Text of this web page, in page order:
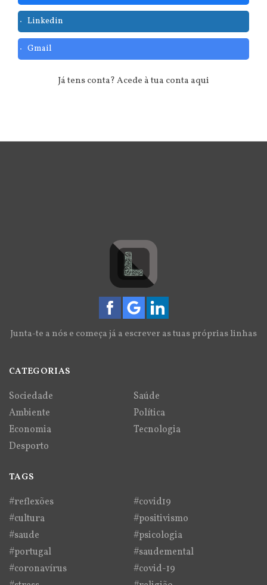
Linkedin
Gmail
Já tens conta? Acede à tua conta aqui
Junta-te a nós e começa já a escrever as tuas próprias linhas
CATEGORIAS
Sociedade
Saúde
Ambiente
Política
Economia
Tecnologia
Desporto
TAGS
#reflexões
#covid19
#cultura
#positivismo
#saude
#psicologia
#portugal
#saudemental
#coronavírus
#covid-19